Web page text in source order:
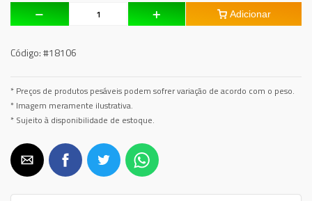
Adicionar
Código:#18106
* Preços de produtos pesáveis podem sofrer variação de acordo com o peso.
* Imagem meramente ilustrativa.
* Sujeito à disponibilidade de estoque.